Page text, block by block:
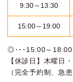
9:30～13:30
15:00～19:00
◎･･･15:00～18:00
【休診日】木曜日
（完全予約制、急